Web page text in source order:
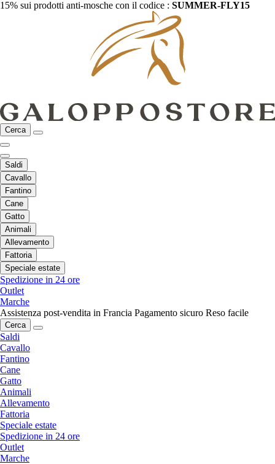
15% sui prodotti anti-mosche con il codice : SUMMER-FLY15
Cerca
Saldi
Cavallo
Fantino
Cane
Gatto
Animali
Allevamento
Fattoria
Speciale estate
Spedizione in 24 ore
Outlet
Marche
Assistenza post-vendita in Francia Pagamento sicuro Reso facile
Cerca
Saldi
Cavallo
Fantino
Cane
Gatto
Animali
Allevamento
Fattoria
Speciale estate
Spedizione in 24 ore
Outlet
Marche